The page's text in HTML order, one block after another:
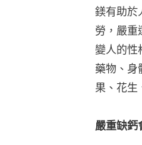
鎂有助於
勞，嚴重
變人的性
藥物、身
果、花生
嚴重缺鈣